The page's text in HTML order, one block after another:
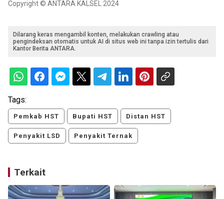
Copyright © ANTARA KALSEL 2024
Dilarang keras mengambil konten, melakukan crawling atau
pengindeksan otomatis untuk AI di situs web ini tanpa izin tertulis dari
Kantor Berita ANTARA.
Tags:
Pemkab HST Bupati HST Distan HST
Penyakit LSD Penyakit Ternak
Terkait